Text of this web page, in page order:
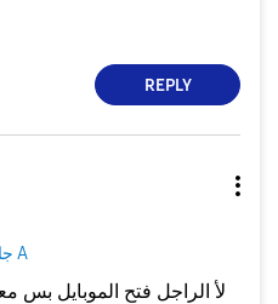
REPLY
جالاكسى A
لأ الراجل فتح الموبايل بس